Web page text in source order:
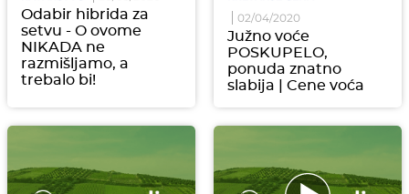
Odabir hibrida za
setvu - O ovome
NIKADA ne
razmišljamo, a
trebalo bi!
02/04/2020
Južno voće
POSKUPELO,
ponuda znatno
slabija | Cene voća